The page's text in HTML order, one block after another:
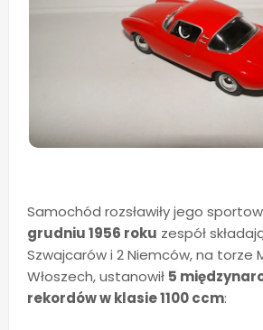
Samochód rozsławiły jego
grudniu 1956 roku zespół
Szwajcarów i 2 Niemców, na torze
Włoszech, ustanowił 5
rekordów w klasie 1100 ccm: